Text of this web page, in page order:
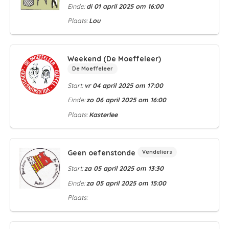
Einde:di 01 april 2025 om 16:00
Plaats:Lou
Weekend (De Moeffeleer)
De Moeffeleer
Start: vr 04 april 2025 om 17:00
Einde:zo 06 april 2025 om 16:00
Plaats:Kasterlee
Geen oefenstonde Vendeliers
Start:za 05 april 2025 om 13:30
Einde:za 05 april 2025 om 15:00
Plaats: